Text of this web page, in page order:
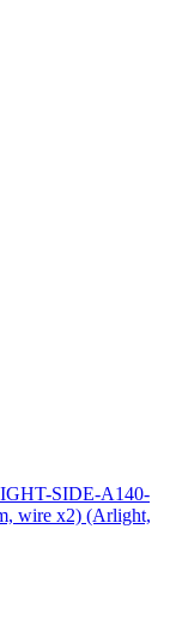
SIDE-A140-
wire x2) (Arlight,